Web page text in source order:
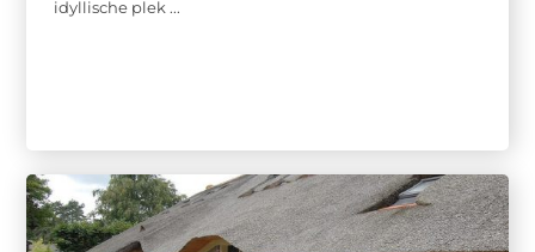
idyllische plek ...